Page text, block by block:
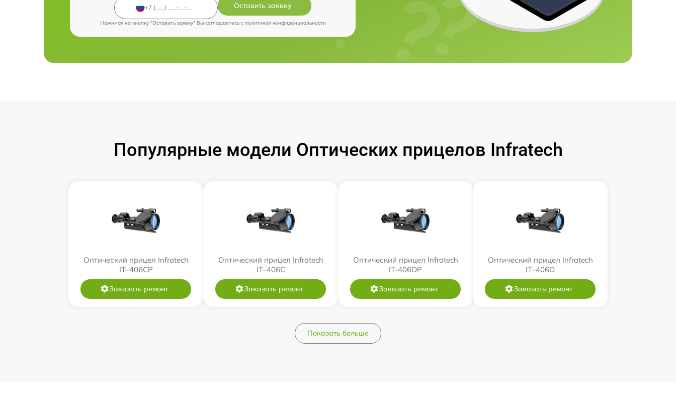
Оставить заявку
Нажимая на кнопку "Оставить заявку" Вы соглашаетесь c политикой конфиденциальности
Популярные модели Оптических прицелов Infratech
Оптический прицел Infratech
IT–406СP
Заказать ремонт
Оптический прицел Infratech
IT–406С
Заказать ремонт
Оптический прицел Infratech
IT-406DP
Заказать ремонт
Оптический прицел Infratech
IT–406D
Заказать ремонт
Показать больше